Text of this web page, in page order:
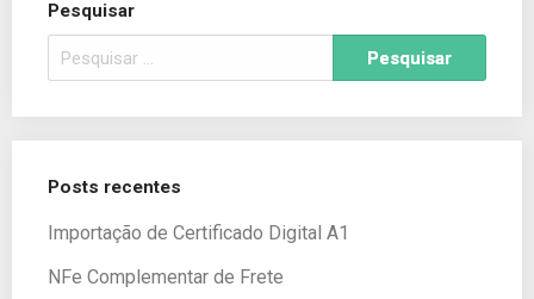
Pesquisar
Posts recentes
Importação de Certificado Digital A1
NFe Complementar de Frete